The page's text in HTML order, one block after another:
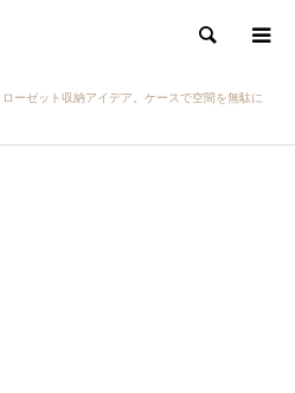
検索
ーゼット収納アイデア。ケースで空間を無駄に